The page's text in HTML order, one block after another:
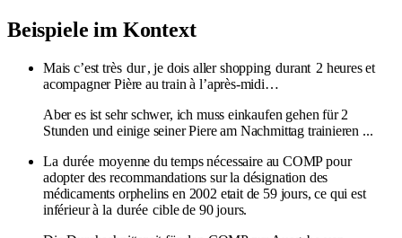
Beispiele im Kontext
Mais c’est très dur, je dois aller shopping durant 2 heures et
acompagner Pière au train à l’après-midi…
Aber es ist sehr schwer, ich muss einkaufen gehen für 2
Stunden und einige seiner Piere am Nachmittag trainieren ...
La durée moyenne du temps nécessaire au COMP pour
adopter des recommandations sur la désignation des
médicaments orphelins en 2002 etait de 59 jours, ce qui est
inférieur à la durée cible de 90 jours.